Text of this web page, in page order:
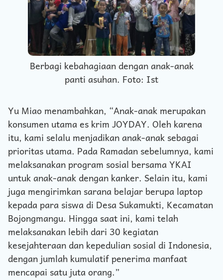
Berbagi kebahagiaan dengan anak-anak
panti asuhan. Foto: Ist
Yu Miao menambahkan, “Anak-anak merupakan
konsumen utama es krim JOYDAY. Oleh karena
itu, kami selalu menjadikan anak-anak sebagai
prioritas utama. Pada Ramadan sebelumnya, kami
melaksanakan program sosial bersama YKAI
untuk anak-anak dengan kanker. Selain itu, kami
juga mengirimkan sarana belajar berupa laptop
kepada para siswa di Desa Sukamukti, Kecamatan
Bojongmangu. Hingga saat ini, kami telah
melaksanakan lebih dari 30 kegiatan
kesejahteraan dan kepedulian sosial di Indonesia,
dengan jumlah kumulatif penerima manfaat
mencapai satu juta orang.”